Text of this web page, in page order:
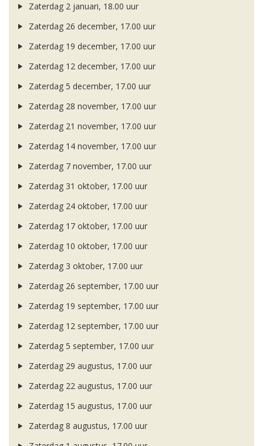
Zaterdag 2 januari, 18.00 uur
Zaterdag 26 december, 17.00 uur
Zaterdag 19 december, 17.00 uur
Zaterdag 12 december, 17.00 uur
Zaterdag 5 december, 17.00 uur
Zaterdag 28 november, 17.00 uur
Zaterdag 21 november, 17.00 uur
Zaterdag 14 november, 17.00 uur
Zaterdag 7 november, 17.00 uur
Zaterdag 31 oktober, 17.00 uur
Zaterdag 24 oktober, 17.00 uur
Zaterdag 17 oktober, 17.00 uur
Zaterdag 10 oktober, 17.00 uur
Zaterdag 3 oktober, 17.00 uur
Zaterdag 26 september, 17.00 uur
Zaterdag 19 september, 17.00 uur
Zaterdag 12 september, 17.00 uur
Zaterdag 5 september, 17.00 uur
Zaterdag 29 augustus, 17.00 uur
Zaterdag 22 augustus, 17.00 uur
Zaterdag 15 augustus, 17.00 uur
Zaterdag 8 augustus, 17.00 uur